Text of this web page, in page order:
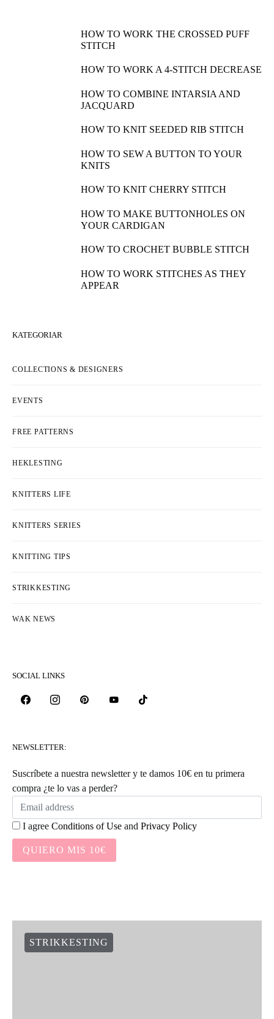
HOW TO WORK THE CROSSED PUFF
STITCH
HOW TO WORK A 4-STITCH DECREASE
HOW TO COMBINE INTARSIA AND
JACQUARD
HOW TO KNIT SEEDED RIB STITCH
HOW TO SEW A BUTTON TO YOUR
KNITS
HOW TO KNIT CHERRY STITCH
HOW TO MAKE BUTTONHOLES ON
YOUR CARDIGAN
HOW TO CROCHET BUBBLE STITCH
HOW TO WORK STITCHES AS THEY
APPEAR
KATEGORIAR
COLLECTIONS & DESIGNERS
EVENTS
FREE PATTERNS
HEKLESTING
KNITTERS LIFE
KNITTERS SERIES
KNITTING TIPS
STRIKKESTING
WAK NEWS
SOCIAL LINKS
NEWSLETTER:
Suscríbete a nuestra newsletter y te damos 10€ en tu primera
compra ¿te lo vas a perder?
I agree Conditions of Use and Privacy Policy
QUIERO MIS 10€
STRIKKESTING